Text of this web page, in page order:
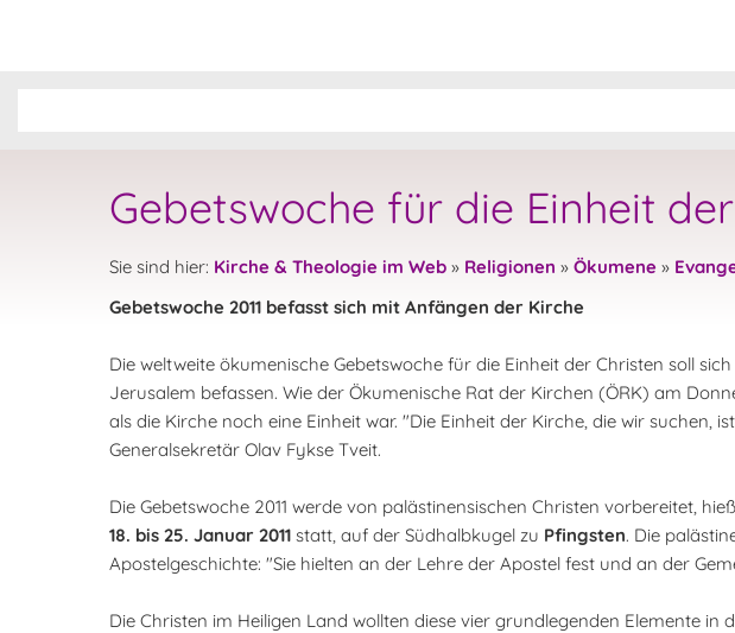
Gebetswoche für die Einheit der
Sie sind hier: Kirche & Theologie im Web » Religionen » Ökumene »
Gebetswoche 2011 befasst sich mit Anfängen der Kirche
Die weltweite ökumenische Gebetswoche für die Einheit der Christen soll
Jerusalem befassen. Wie der Ökumenische Rat der Kirchen (ÖRK) am
als die Kirche noch eine Einheit war. "Die Einheit der Kirche, die wir suchen,
Generalsekretär Olav Fykse Tveit.
Die Gebetswoche 2011 werde von palästinensischen Christen vorbereitet,
18. bis 25. Januar 2011 statt, auf der Südhalbkugel zu Pfingsten. Die
Apostelgeschichte: "Sie hielten an der Lehre der Apostel fest und an der
Die Christen im Heiligen Land wollten diese vier grundlegenden Elemente in